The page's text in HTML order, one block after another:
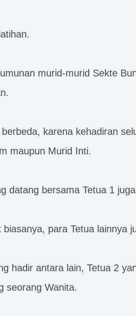
murid-murid Sekte
berbeda, karena kehadiran
maupun Murid Inti.
datang bersama Tetua 1
biasanya, para Tetua lainnya
hadir antara lain, Tetua 2
seorang Wanita.